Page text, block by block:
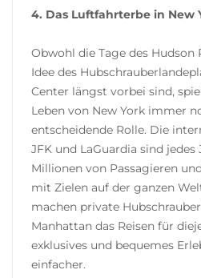
4. Das Luftfahrterbe in New
Obwohl die Tage des
Idee des
Center längst vorbei sind,
Leben von New York immer
entscheidende Rolle. Die
JFK und LaGuardia sind
Millionen von Passagieren
mit Zielen auf der ganzen
machen private
Manhattan das Reisen für
exklusives und bequemes
einfacher.